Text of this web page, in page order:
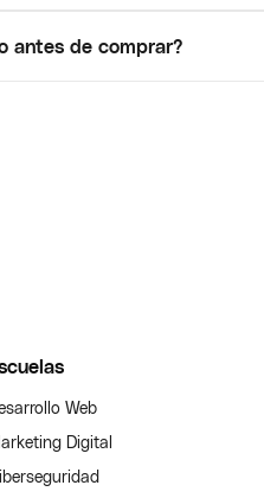
antes de comprar?
Web
Digital